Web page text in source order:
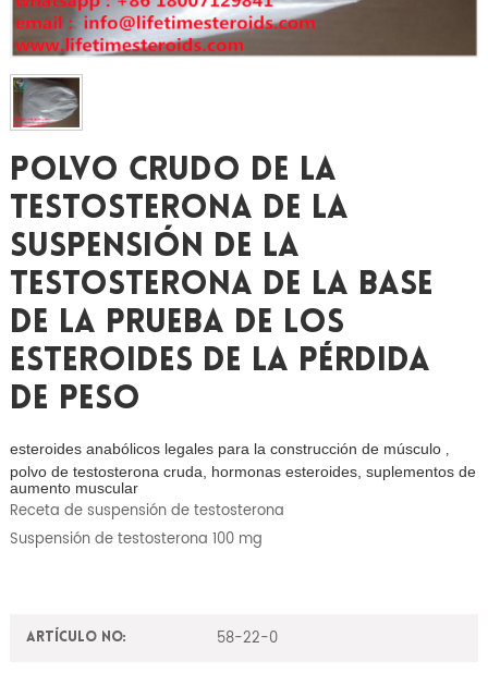
Polvo Crudo De La
Testosterona De La
Suspensión De La
Testosterona De La Base
De La Prueba De Los
Esteroides De La Pérdida
De Peso
esteroides anabólicos legales para la construcción de músculo ,
polvo de testosterona cruda, hormonas esteroides, suplementos de
aumento muscular
Receta de suspensión de testosterona
Suspensión de testosterona 100 mg
Artículo No: 58-22-0